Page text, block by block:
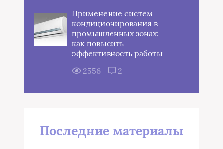
Применение систем
кондиционирования в
промышленных зонах:
как повысить
эффективность работы
2556
2
Последние материалы